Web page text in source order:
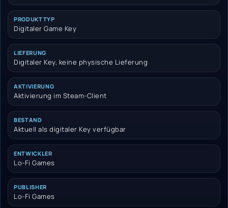
PRODUKTTYP
Digitaler Game Key
LIEFERUNG
Digitaler Key, keine physische Lieferung
AKTIVIERUNG
Aktivierung im Steam-Client
BESTAND
Aktuell als digitaler Key verfügbar
ENTWICKLER
Lo-Fi Games
PUBLISHER
Lo-Fi Games